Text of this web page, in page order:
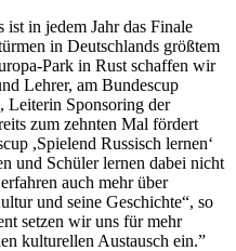
in jedem Jahr das Finale
in Deutschlands größtem
Park in Rust schaffen wir
Lehrer, am Bundescup
Leiterin Sponsoring der
zum zehnten Mal fördert
,Spielend Russisch lernen‘
und Schüler lernen dabei nicht
auch mehr über
und seine Geschichte“, so
setzen wir uns für mehr
kulturellen Austausch ein.”